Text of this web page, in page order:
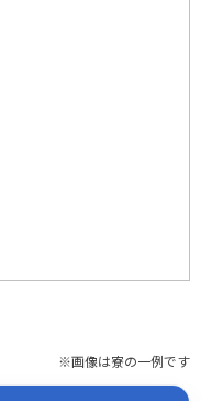
※画像は寮の一例です